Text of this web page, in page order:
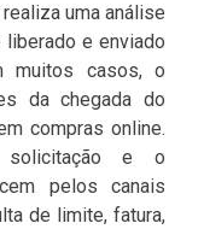
uma análise
e enviado
muitos casos, o
da chegada do
compras online.
solicitação e o
pelos canais
de limite, fatura,